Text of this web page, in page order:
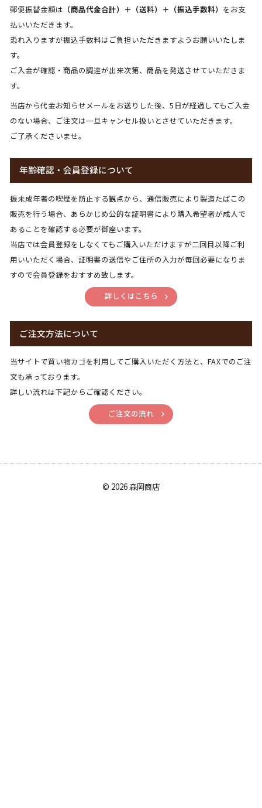
郵便振替金額は （商品代金合計）＋（送料）＋（振込手数料） をお支
払いいただきます。
恐れ入りますが振込手数料はご負担いただきますようお願いいたしま
す。
ご入金が確認・商品の調達が出来次第、商品を発送させていただきま
す。
当店から代金お知らせメールをお送りした後、5日が経過してもご入金
のない場合、ご注文は一旦キャンセル扱いとさせていただきます。
ご了承くださいませ。
年齢確認・会員登録について
振未成年者の喫煙を防止する観点から、通信販売により製造たばこの
販売を行う場合、あらかじめ公的な証明書により購入希望者が成人で
あることを確認する必要が御座います。
当店では会員登録をしなくてもご購入いただけますが二回目以降ご利
用いいただく場合、証明書の送信やご住所の入力が毎回必要になりま
すので会員登録をおすすめ致します。
詳しくはこちら
ご注文方法について
当サイトで買い物カゴを利用してご購入いただく方法と、FAXでのご注
文も承っております。
詳しい流れは下記からご確認ください。
ご注文の流れ
© 2026 森岡商店